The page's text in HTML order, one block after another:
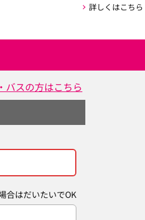
詳しくはこちら
バスの方はこちら
合はだいたいでOK